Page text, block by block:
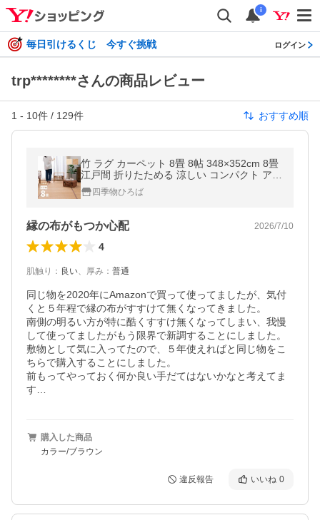
i
毎日引けるくじ 今すぐ挑戦 ログイン
trp********さんの商品レビュー
1 - 10件 / 129件 おすすめ順
竹 ラグ カーペット 8畳 8帖 348×352cm 8畳
江戸間 折りたためる 涼しい コンパクト アジ
アン 竹上敷き ござ 葉月
四季物ひろば
縁の布がもつか心配 2026/7/10
4
肌触り ： 良い、 厚み ： 普通
同じ物を2020年にAmazonで買って使ってましたが、気付
くと５年程で縁の布がすすけて無くなってきました。
南側の明るい方が特に酷くすすけ無くなってしまい、我慢
して使ってましたがもう限界で新調することにしました。
敷物として気に入ってたので、５年使えればと同じ物をこ
ちらで購入することにしました。
前もってやっておく何か良い手だてはないかなと考えてま
す…
購入した商品
カラー/ブラウン
違反報告 いいね 0